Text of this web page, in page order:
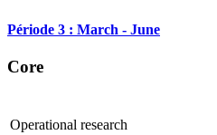
Période 3 : March - June
Core
Operational research